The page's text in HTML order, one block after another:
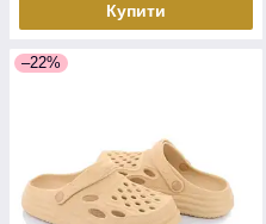
Купити
–22%